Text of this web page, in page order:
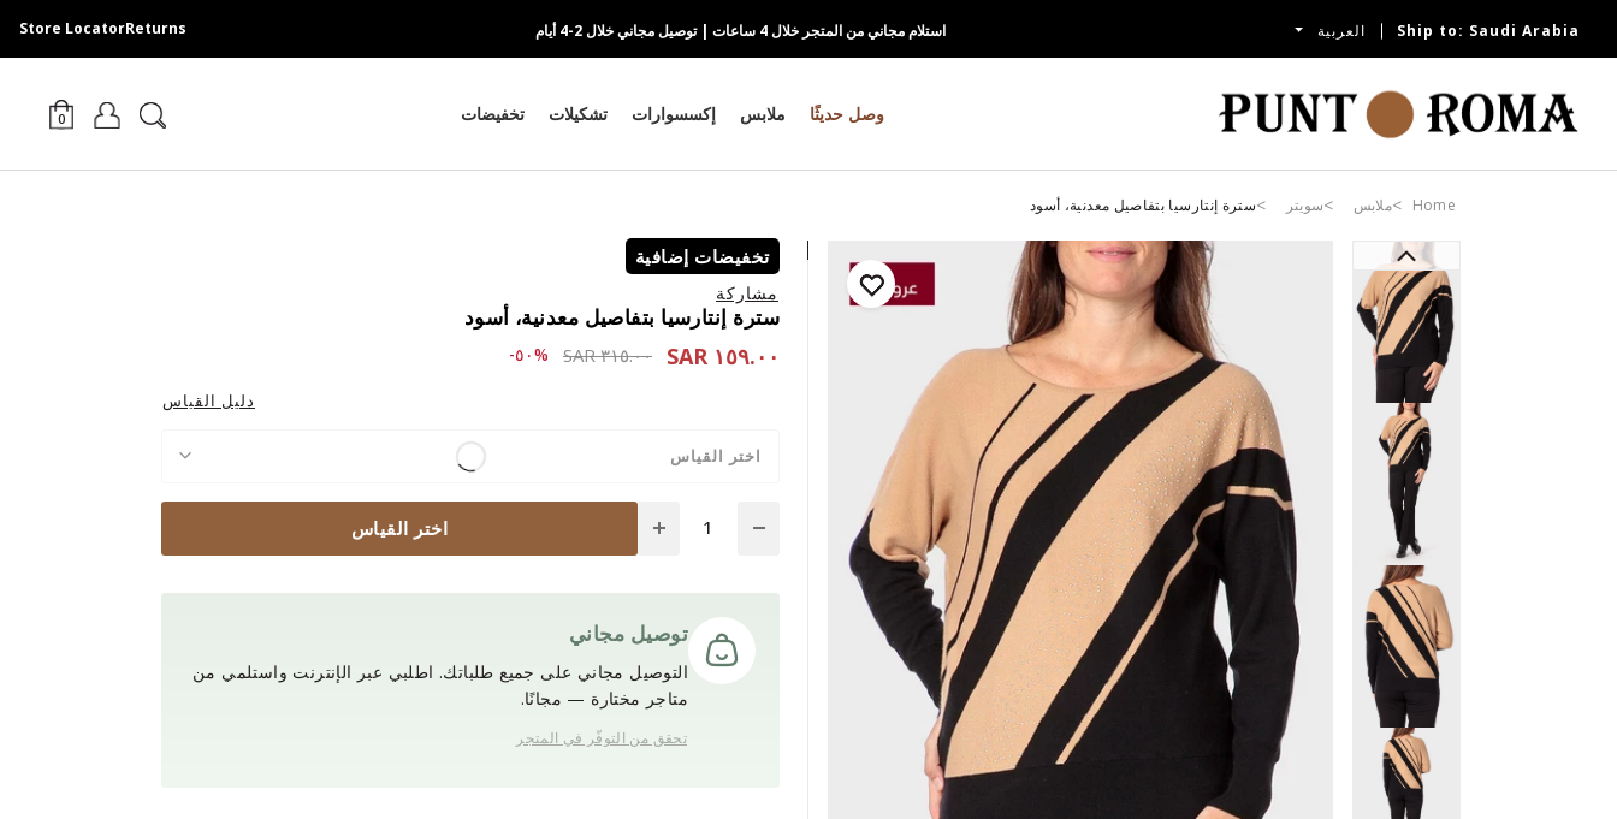
Ship to: Saudi Arabia العربية استلام مجاني من المتجر خلال 4 ساعات | توصيل مجاني خلال 2-4 أيام Returns
Store Locator
وصل حديثًا ملابس إكسسوارات تشكيلات تخفيضات 0
Home ملابس سويتر سترة إنتارسيا بتفاصيل معدنية، أسود
تخفيضات إضافية
مشاركة
سترة إنتارسيا بتفاصيل معدنية، أسود
١٥٩.٠٠ SAR Price reduced from
٣١٥.٠٠ SAR to ١٥٩.٠٠ SAR%٥٠-
دليل القياس
اختر القياس
اختر القياس
توصيل مجاني
التوصيل مجاني على جميع طلباتك. اطلبي عبر الإنترنت واستلمي من
متاجر مختارة — مجانًا.
تحقق من التوفّر في المتجر